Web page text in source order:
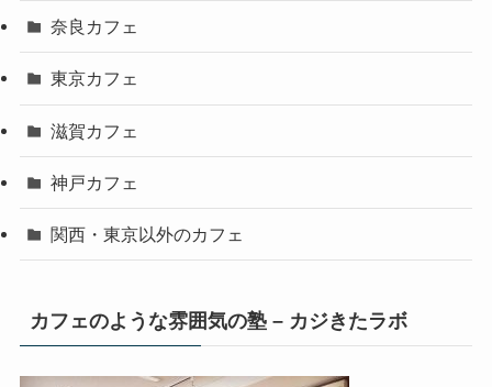
奈良カフェ
東京カフェ
滋賀カフェ
神戸カフェ
関西・東京以外のカフェ
カフェのような雰囲気の塾 – カジきたラボ